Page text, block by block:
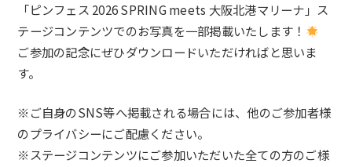
「ピンフェス 2026 SPRING meets 大阪北港マリーナ 」ス
テージコンテンツでのお写真を一部掲載いたします！
ご参加の記念にぜひダウンロードいただければと思いま
す。
※ご自身のSNS等へ掲載される場合には、他のご参加者様
のプライバシーにご配慮ください。
※ステージコンテンツにご参加いただいた全ての方のご様